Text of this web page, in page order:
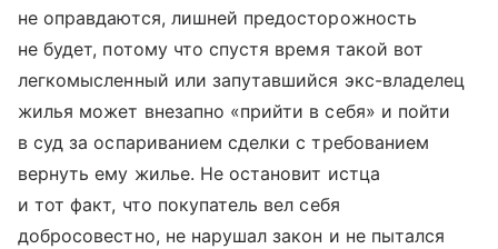
не оправдаются, лишней предосторожность
не будет, потому что спустя время такой вот
легкомысленный или запутавшийся экс-владелец
жилья может внезапно «прийти в себя» и пойти
в суд за оспариванием сделки с требованием
вернуть ему жилье. Не остановит истца
и тот факт, что покупатель вел себя
добросовестно, не нарушал закон и не пытался